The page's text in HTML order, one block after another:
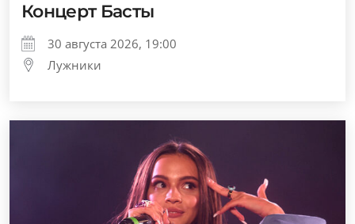
Концерт Басты
30 августа 2026, 19:00
Лужники